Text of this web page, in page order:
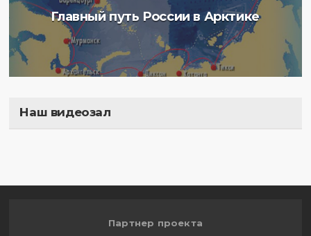
Главный путь России в Арктике
Наш видеозал
Партнер проекта